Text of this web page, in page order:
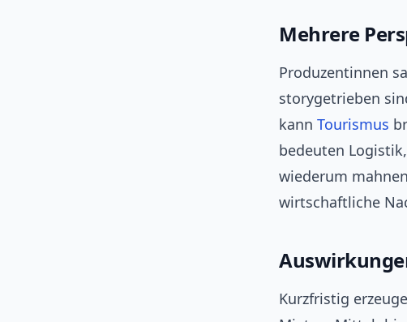
Mehrere
Produzentinnen
storygetrieben
kann Tourismus
bedeuten
wiederum
wirtschaftliche
Kurzfristig